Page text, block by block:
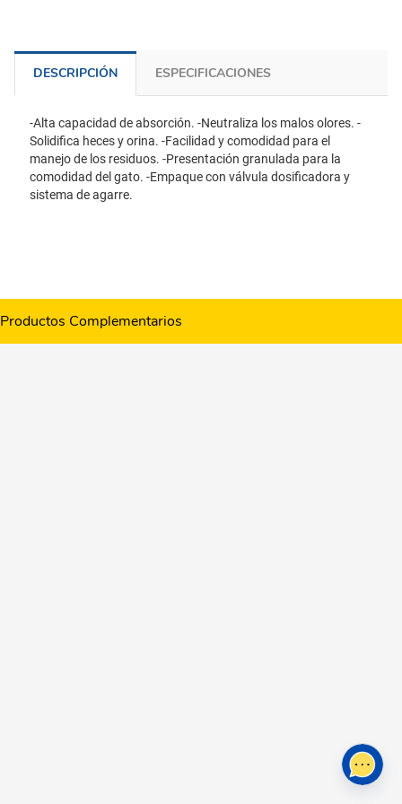
DESCRIPCIÓN ESPECIFICACIONES
-Alta capacidad de absorción. -Neutraliza los malos olores. -
Solidifica heces y orina. -Facilidad y comodidad para el
manejo de los residuos. -Presentación granulada para la
comodidad del gato. -Empaque con válvula dosificadora y
sistema de agarre.
Productos Complementarios